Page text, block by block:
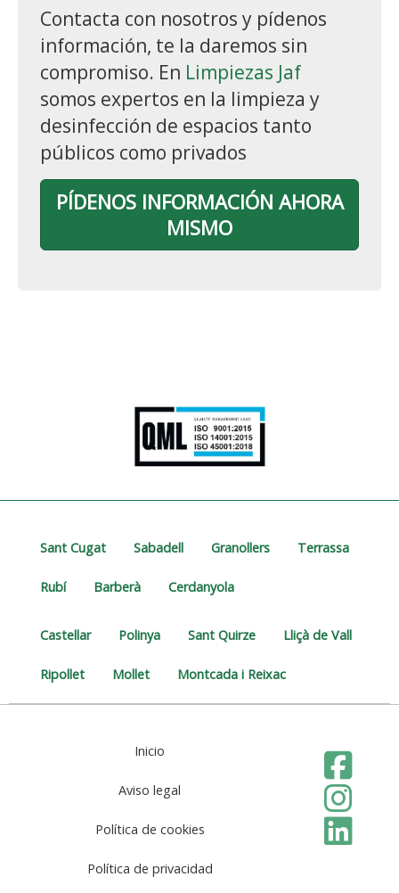
Contacta con nosotros y pídenos
información, te la daremos sin
compromiso. En Limpiezas Jaf
somos expertos en la limpieza y
desinfección de espacios tanto
públicos como privados
PÍDENOS INFORMACIÓN AHORA
MISMO
Sant Cugat Sabadell Granollers Terrassa
Rubí Barberà Cerdanyola
Castellar Polinya Sant Quirze Lliçà de Vall
Ripollet Mollet Montcada i Reixac
Inicio
Aviso legal
Política de cookies
Política de privacidad